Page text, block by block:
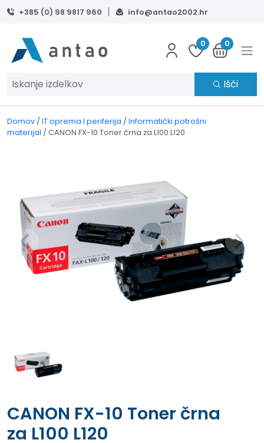
Skip to main content
+385 (0) 98 9817 960 info@antao2002.hr
0 0
Išči
Domov / IT oprema I periferija / Informatički potrošni
materijal / CANON FX-10 Toner črna za L100 L120
CANON FX-10 Toner črna
za L100 L120